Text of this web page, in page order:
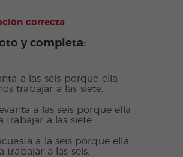
correcta
y completa:
a las seis porque ella
trabajar a las siete.
a las seis porque ella
trabajar a las siete.
a la seis porque ella
trabajar a las seis.